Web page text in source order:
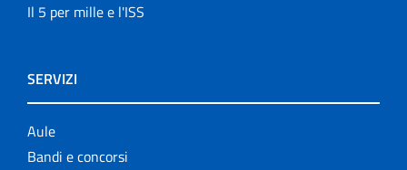
Il 5 per mille e l'ISS
SERVIZI
Aule
Bandi e concorsi